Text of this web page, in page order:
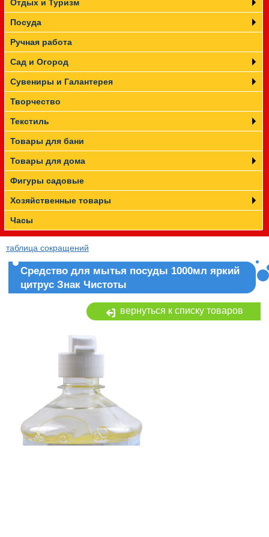
Отдых и Туризм
Посуда
Ручная работа
Сад и Огород
Сувениры и Галантерея
Творчество
Текстиль
Товары для бани
Товары для дома
Фигуры садовые
Хозяйственные товары
Часы
таблица сокращений
Средство для мытья посуды 1000мл яркий
цитрус Знак Чистоты
вернуться к списку товаров